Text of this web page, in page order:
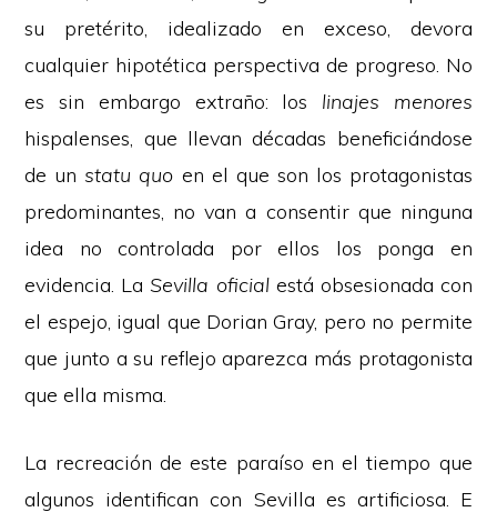
su pretérito, idealizado en exceso, devora
cualquier hipotética perspectiva de progreso. No
es sin embargo extraño: los linajes menores
hispalenses, que llevan décadas beneficiándose
de un statu quo en el que son los protagonistas
predominantes, no van a consentir que ninguna
idea no controlada por ellos los ponga en
evidencia. LaSevilla oficialestá obsesionada con
el espejo, igual que Dorian Gray, pero no permite
que junto a su reflejo aparezca más protagonista
que ella misma.
La recreación de este paraíso en el tiempo que
algunos identifican con Sevilla es artificiosa. E